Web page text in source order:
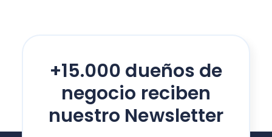
+15.000 dueños de
negocio reciben
nuestro Newsletter